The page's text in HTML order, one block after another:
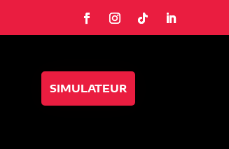
SIMULATEUR